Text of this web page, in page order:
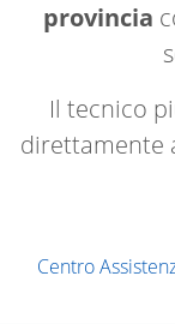
provincia
Il tecnico
direttamente
Centro